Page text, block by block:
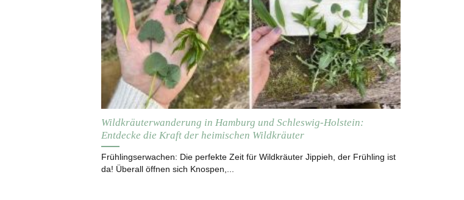
Wildkräuterwanderung in Hamburg und Schleswig-Holstein:
Entdecke die Kraft der heimischen Wildkräuter
Frühlingserwachen: Die perfekte Zeit für Wildkräuter Jippieh, der Frühling ist
da! Überall öffnen sich Knospen,...